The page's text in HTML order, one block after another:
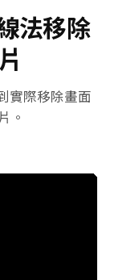
法移除
實際移除畫面
。